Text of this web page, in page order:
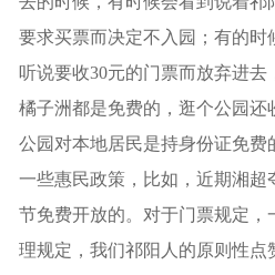
要求买票而决定不入园；有的时
听说要收30元的门票而放弃进
橘子洲都是免费的，逛个公园还
公园对本地居民是持身份证免费
一些惠民政策，比如，近期湘超
节免费开放的。对于门票规定，
理规定，我们祁阳人的原则性点